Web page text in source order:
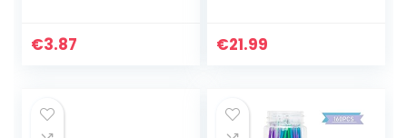
reparatie speciale
€3.87
repareren – met
€21.99